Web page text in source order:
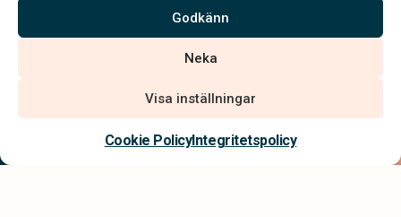
Godkänn
Neka
Visa inställningar
Cookie PolicyIntegritetspolicy
Kontakta oss
Vi är auktoriserade av Sveriges Begravningsbyråers Förbund och
har högt ställda krav på utbildning, kvalitet, miljö och arbetsmiljö.